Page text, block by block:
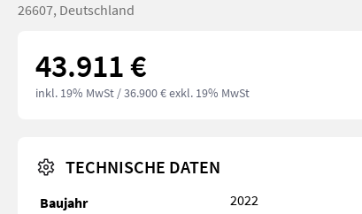
26607, Deutschland
43.911 €
inkl. 19% MwSt / 36.900 € exkl. 19% MwSt
TECHNISCHE DATEN
Baujahr
2022